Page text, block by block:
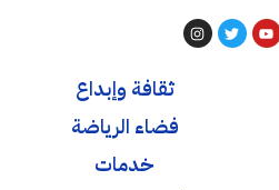
ثقافة وإبداع
فضاء الرياضة
خدمات